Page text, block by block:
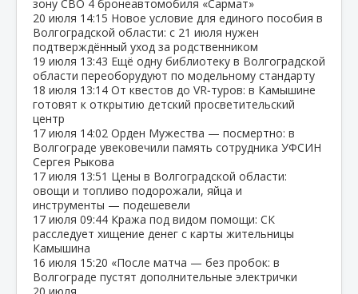
зону СВО 4 бронеавтомобиля «Сармат»
20 июля 14:15 Новое условие для единого пособия в
Волгоградской области: с 21 июля нужен
подтверждённый уход за родственником
19 июля 13:43 Ещё одну библиотеку в Волгоградской
области переоборудуют по модельному стандарту
18 июля 13:14 От квестов до VR‑туров: в Камышине
готовят к открытию детский просветительский
центр
17 июля 14:02 Орден Мужества — посмертно: в
Волгограде увековечили память сотрудника УФСИН
Сергея Рыкова
17 июля 13:51 Цены в Волгоградской области:
овощи и топливо подорожали, яйца и
инструменты — подешевели
17 июля 09:44 Кража под видом помощи: СК
расследует хищение денег с карты жительницы
Камышина
16 июля 15:20 «После матча — без пробок: в
Волгограде пустят дополнительные электрички